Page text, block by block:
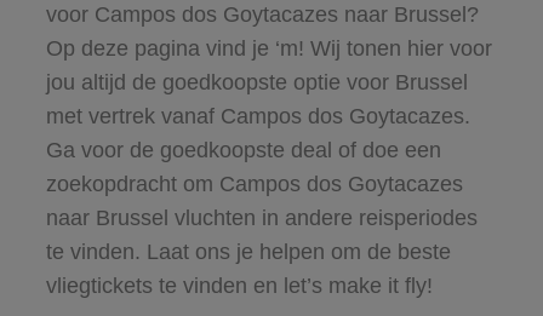
voor Campos dos Goytacazes naar Brussel?
Op deze pagina vind je ‘m! Wij tonen hier voor
jou altijd de goedkoopste optie voor Brussel
met vertrek vanaf Campos dos Goytacazes.
Ga voor de goedkoopste deal of doe een
zoekopdracht om Campos dos Goytacazes
naar Brussel vluchten in andere reisperiodes
te vinden. Laat ons je helpen om de beste
vliegtickets te vinden en let’s make it fly!